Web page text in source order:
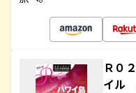
Ｒ０
イル